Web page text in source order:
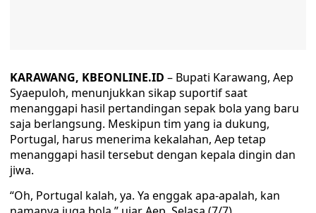
KARAWANG, KBEONLINE.ID – Bupati Karawang, Aep
Syaepuloh, menunjukkan sikap suportif saat
menanggapi hasil pertandingan sepak bola yang baru
saja berlangsung. Meskipun tim yang ia dukung,
Portugal, harus menerima kekalahan, Aep tetap
menanggapi hasil tersebut dengan kepala dingin dan
jiwa.
“Oh, Portugal kalah, ya. Ya enggak apa-apalah, kan